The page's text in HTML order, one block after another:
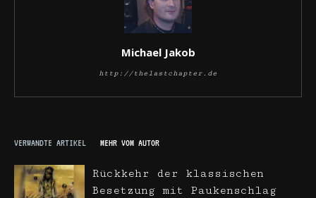
Michael Jakob
http://thelastchapter.de
VERWANDTE ARTIKEL MEHR VOM AUTOR
Rückkehr der klassischen
Besetzung mit Paukenschlag